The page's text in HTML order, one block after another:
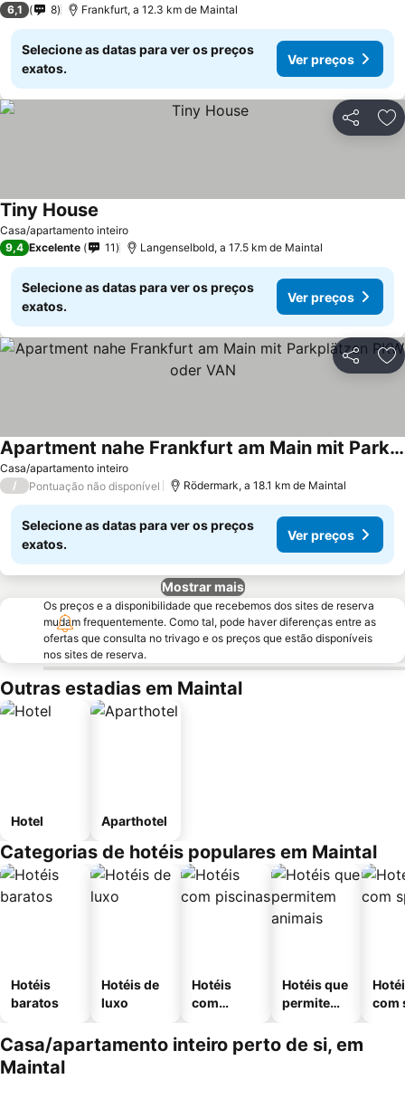
6,1 8 Frankfurt, a 12.3 km de Maintal
Selecione as datas para ver os preços
exatos.
Ver preços
Partilhar
Casa/apartamento inteiro
Tiny House
9,4 Excelente 11 Langenselbold, a 17.5 km de Maintal
Selecione as datas para ver os preços
exatos.
Ver preços
Partilhar
Casa/apartamento inteiro
Apartment nahe Frankfurt am Main mit Parkplätzen PKW oder VAN
/ Pontuação não disponível Rödermark, a 18.1 km de Maintal
Selecione as datas para ver os preços
exatos.
Ver preços
Mostrar mais
Os preços e a disponibilidade que recebemos dos sites de reserva
mudam frequentemente. Como tal, pode haver diferenças entre as
ofertas que consulta no trivago e os preços que estão disponíveis
nos sites de reserva.
Outras estadias em Maintal
Hotel Aparthotel
Categorias de hotéis populares em Maintal
Hotéis
baratos
Hotéis de
luxo
Hotéis
com
Hotéis que
permitem
com
Casa/apartamento inteiro perto de si, em
Maintal